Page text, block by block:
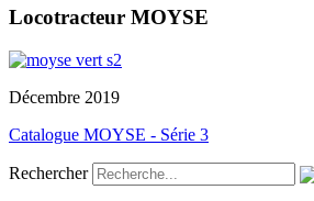
Locotracteur MOYSE
Décembre 2019
Catalogue MOYSE - Série 3
Rechercher